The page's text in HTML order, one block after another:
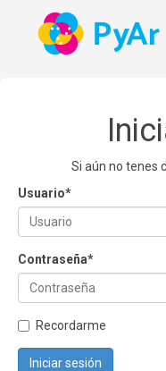
Si aún no tenes
Usuario*
Contraseña*
Recordarme
Iniciar sesión